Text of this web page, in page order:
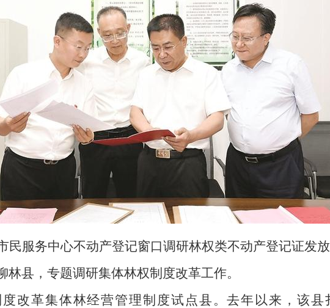
民服务中心不动产登记窗口调研林权类不动产登记证发放
林县， 专题调研集体林权制度改革工作。
改革集体林经营管理制度试点县。去年以来， 该县